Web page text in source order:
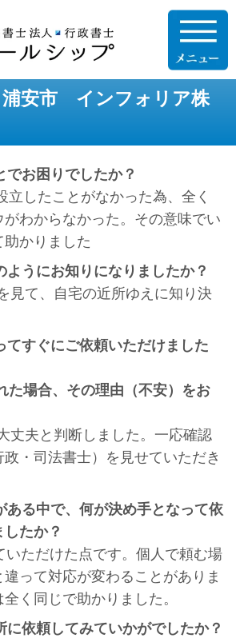
浦安市 インフォリア株
でお困りでしたか？
立したことがなかった為、全く
わからなかった。その意味でい
助かりました
ようにお知りになりましたか？
て、自宅の近所ゆえに知り決
てすぐにご依頼いただけました
場合、その理由（不安）をお
丈夫と判断しました。一応確認
・司法書士）を見せていただき
ある中で、何が決め手となって依
たか？
ただけた点です。個人で頼む場
って対応が変わることがありま
く同じで助かりました。
に依頼してみていかがでしたか？